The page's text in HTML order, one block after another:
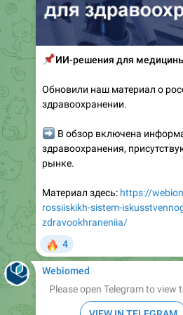
ИИ-решения для
Обновили наш материал о
здравоохранении.
В обзор включена
здравоохранения,
рынке.
Материал здесь: https://
rossiiskikh-sistem-
zdravookhraneniia/
4
Webiomed
Please open Telegram to view